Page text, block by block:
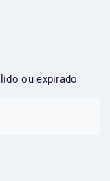
ou expirado